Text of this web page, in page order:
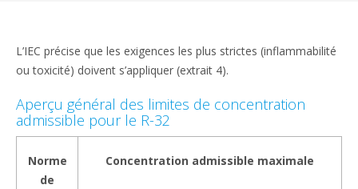
L’IEC précise que les exigences les plus strictes (inflammabilité
ou toxicité) doivent s’appliquer (extrait 4).
Aperçu général des limites de concentration
admissible pour le R-32
Norme
de
Concentration admissible maximale